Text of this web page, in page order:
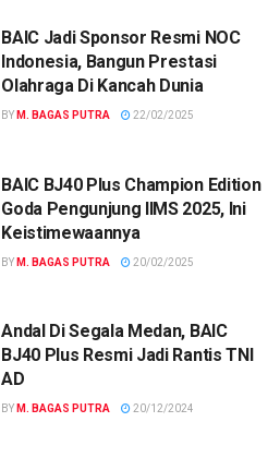
BAIC Jadi Sponsor Resmi NOC
Indonesia, Bangun Prestasi
Olahraga Di Kancah Dunia
BY M. BAGAS PUTRA 22/02/2025
BAIC BJ40 Plus Champion Edition
Goda Pengunjung IIMS 2025, Ini
Keistimewaannya
BY M. BAGAS PUTRA 20/02/2025
Andal Di Segala Medan, BAIC
BJ40 Plus Resmi Jadi Rantis TNI
AD
BY M. BAGAS PUTRA 20/12/2024